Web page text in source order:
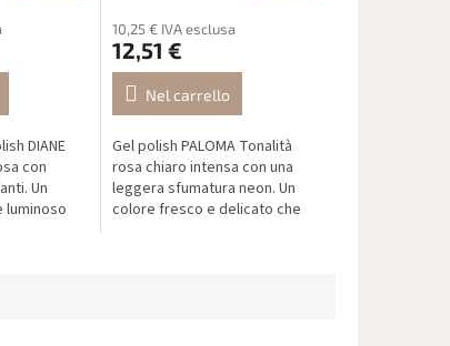
DIANE
con
Un
luminoso
10,25 € IVA esclusa
12,51 €
Nel carrello
Gel polish PALOMA Tonalità
rosa chiaro intensa con una
leggera sfumatura neon. Un
colore fresco e delicato che